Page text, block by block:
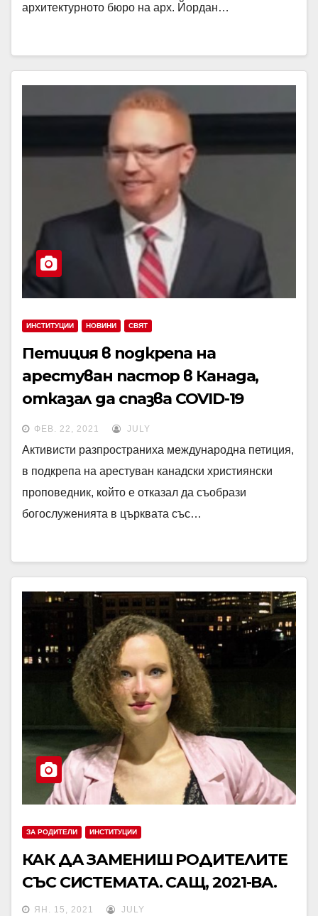
архитектурното бюро на арх. Йордан…
ИНСТИТУЦИИ НОВИНИ СВЯТ
Петиция в подкрепа на
арестуван пастор в Канада,
отказал да спазва COVID-19
мерките
ФЕВ. 22, 2021 JULY
Активисти разпространиха международна петиция,
в подкрепа на арестуван канадски християнски
проповедник, който е отказал да съобрази
богослуженията в църквата със…
ЗА РОДИТЕЛИ ИНСТИТУЦИИ
КАК ДА ЗАМЕНИШ РОДИТЕЛИТЕ
СЪС СИСТЕМАТА. САЩ, 2021-ВА.
ЯН. 15, 2021 JULY